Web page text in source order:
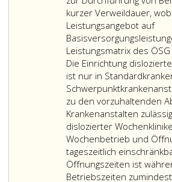
nach
des
27,
2,
mit
acht
bis
vierzehn
Betten
und
im
Sinne
der
Leistungsmatrix
des
ÖSG
kurzer Verweildauer,
Leistungsangebot auf
Leistungsmatrix des
Die Einrichtung
ist nur in
zu den vorzuhaltenden
Krankenanstalten
dislozierter
Wochenbetrieb und
tageszeitlich
Öffnungszeiten ist
Betriebszeiten